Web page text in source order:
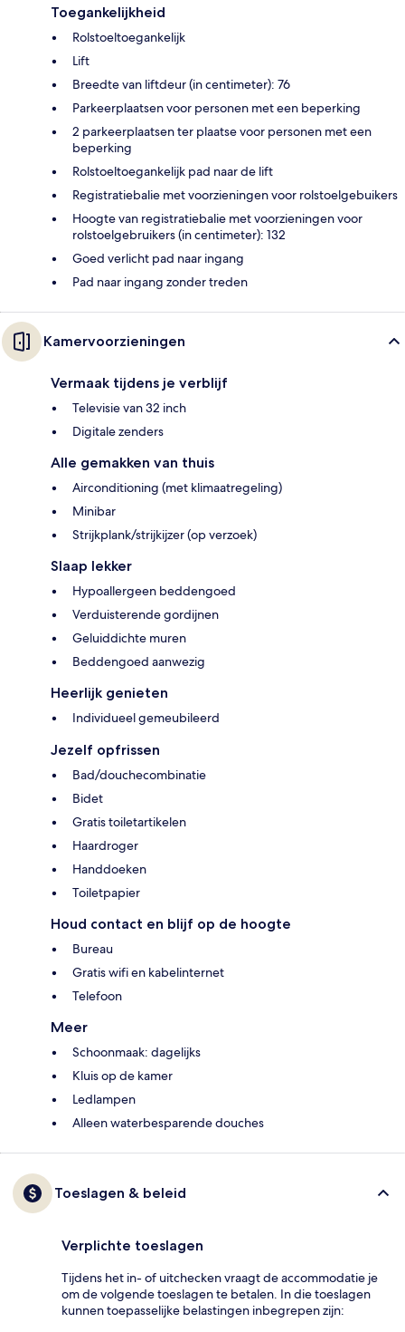
Toegankelijkheid
Rolstoeltoegankelijk
Lift
Breedte van liftdeur (in centimeter): 76
Parkeerplaatsen voor personen met een beperking
2 parkeerplaatsen ter plaatse voor personen met een
beperking
Rolstoeltoegankelijk pad naar de lift
Registratiebalie met voorzieningen voor rolstoelgebuikers
Hoogte van registratiebalie met voorzieningen voor
rolstoelgebruikers (in centimeter): 132
Goed verlicht pad naar ingang
Pad naar ingang zonder treden
Kamervoorzieningen
Vermaak tijdens je verblijf
Televisie van 32 inch
Digitale zenders
Alle gemakken van thuis
Airconditioning (met klimaatregeling)
Minibar
Strijkplank/strijkijzer (op verzoek)
Slaap lekker
Hypoallergeen beddengoed
Verduisterende gordijnen
Geluiddichte muren
Beddengoed aanwezig
Heerlijk genieten
Individueel gemeubileerd
Jezelf opfrissen
Bad/douchecombinatie
Bidet
Gratis toiletartikelen
Haardroger
Handdoeken
Toiletpapier
Houd contact en blijf op de hoogte
Bureau
Gratis wifi en kabelinternet
Telefoon
Meer
Schoonmaak: dagelijks
Kluis op de kamer
Ledlampen
Alleen waterbesparende douches
Toeslagen & beleid
Verplichte toeslagen
Tijdens het in- of uitchecken vraagt de accommodatie je
om de volgende toeslagen te betalen. In die toeslagen
kunnen toepasselijke belastingen inbegrepen zijn: